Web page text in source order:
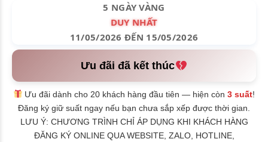
5 NGÀY VÀNG
DUY NHẤT
11/05/2026 ĐẾN 15/05/2026
Ưu đãi đã kết thúc
Ưu đãi dành cho 20 khách hàng đầu tiên — hiện còn3 suất!
Đăng ký giữ suất ngay nếu bạn chưa sắp xếp được thời gian.
LƯU Ý: CHƯƠNG TRÌNH CHỈ ÁP DỤNG KHI KHÁCH HÀNG
ĐĂNG KÝ ONLINE QUA WEBSITE, ZALO, HOTLINE,